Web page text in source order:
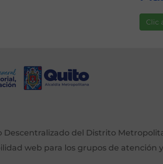
Clic
Descentralizado del Distrito
web para los grupos de atención